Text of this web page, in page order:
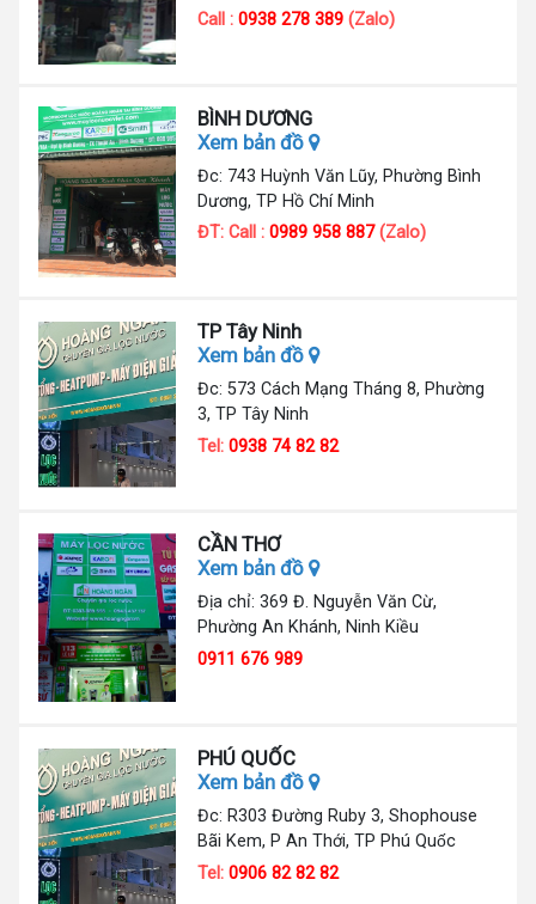
Call :0938 278 389(Zalo)
BÌNH DƯƠNG
Xem bản đồ
Đc: 743 Huỳnh Văn Lũy, Phường Bình
Dương, TP Hồ Chí Minh
ĐT: Call :0989 958 887(Zalo)
TP Tây Ninh
Xem bản đồ
Đc: 573 Cách Mạng Tháng 8, Phường
3, TP Tây Ninh
Tel:0938 74 82 82
CẦN THƠ
Xem bản đồ
Địa chỉ: 369 Đ. Nguyễn Văn Cừ,
Phường An Khánh, Ninh Kiều
0911 676 989
PHÚ QUỐC
Xem bản đồ
Đc: R303 Đường Ruby 3, Shophouse
Bãi Kem, P An Thới, TP Phú Quốc
Tel:0906 82 82 82